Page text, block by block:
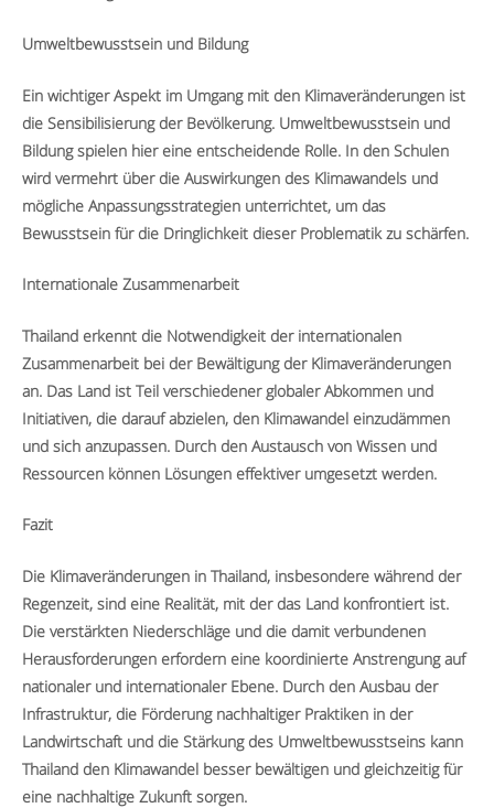
Umweltbewusstsein und Bildung
Ein wichtiger Aspekt im Umgang mit den Klimaveränderungen ist
die Sensibilisierung der Bevölkerung. Umweltbewusstsein und
Bildung spielen hier eine entscheidende Rolle. In den Schulen
wird vermehrt über die Auswirkungen des Klimawandels und
mögliche Anpassungsstrategien unterrichtet, um das
Bewusstsein für die Dringlichkeit dieser Problematik zu schärfen.
Internationale Zusammenarbeit
Thailand erkennt die Notwendigkeit der internationalen
Zusammenarbeit bei der Bewältigung der Klimaveränderungen
an. Das Land ist Teil verschiedener globaler Abkommen und
Initiativen, die darauf abzielen, den Klimawandel einzudämmen
und sich anzupassen. Durch den Austausch von Wissen und
Ressourcen können Lösungen effektiver umgesetzt werden.
Fazit
Die Klimaveränderungen in Thailand, insbesondere während der
Regenzeit, sind eine Realität, mit der das Land konfrontiert ist.
Die verstärkten Niederschläge und die damit verbundenen
Herausforderungen erfordern eine koordinierte Anstrengung auf
nationaler und internationaler Ebene. Durch den Ausbau der
Infrastruktur, die Förderung nachhaltiger Praktiken in der
Landwirtschaft und die Stärkung des Umweltbewusstseins kann
Thailand den Klimawandel besser bewältigen und gleichzeitig für
eine nachhaltige Zukunft sorgen.